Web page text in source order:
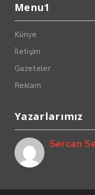
Menu1
Künye
İletişim
Gazeteler
Reklam
Yazarlarımız
Sercan